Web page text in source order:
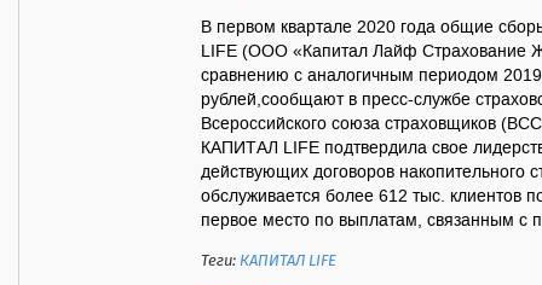
В первом квартале 2020 года общие
LIFE (ООО «Капитал Лайф Страхование
сравнению с аналогичным периодом
рублей,сообщают в пресс-службе
Всероссийского союза страховщиков
КАПИТАЛ LIFE подтвердила свое
действующих договоров накопительного
обслуживается более 612 тыс. клиентов
первое место по выплатам, связанным с
Теги:КАПИТАЛ LIFE